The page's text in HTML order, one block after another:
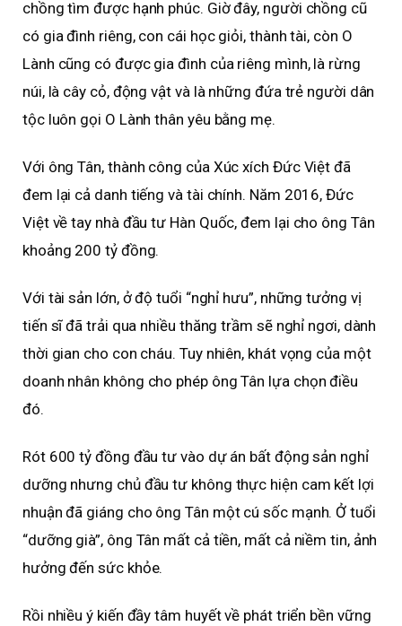
chồng tìm được hạnh phúc. Giờ đây, người chồng cũ
có gia đình riêng, con cái học giỏi, thành tài, còn O
Lành cũng có được gia đình của riêng mình, là rừng
núi, là cây cỏ, động vật và là những đứa trẻ người dân
tộc luôn gọi O Lành thân yêu bằng mẹ.
Với ông Tân, thành công của Xúc xích Đức Việt đã
đem lại cả danh tiếng và tài chính. Năm 2016, Đức
Việt về tay nhà đầu tư Hàn Quốc, đem lại cho ông Tân
khoảng 200 tỷ đồng.
Với tài sản lớn, ở độ tuổi “nghỉ hưu”, những tưởng vị
tiến sĩ đã trải qua nhiều thăng trầm sẽ nghỉ ngơi, dành
thời gian cho con cháu. Tuy nhiên, khát vọng của một
doanh nhân không cho phép ông Tân lựa chọn điều
đó.
Rót 600 tỷ đồng đầu tư vào dự án bất động sản nghỉ
dưỡng nhưng chủ đầu tư không thực hiện cam kết lợi
nhuận đã giáng cho ông Tân một cú sốc mạnh. Ở tuổi
“dưỡng già”, ông Tân mất cả tiền, mất cả niềm tin, ảnh
hưởng đến sức khỏe.
Rồi nhiều ý kiến đầy tâm huyết về phát triển bền vững